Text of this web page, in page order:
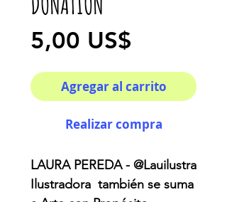
5,00 US$
Agregar al carrito
Realizar compra
LAURA PEREDA - @Lauilustra
Ilustradora también se suma